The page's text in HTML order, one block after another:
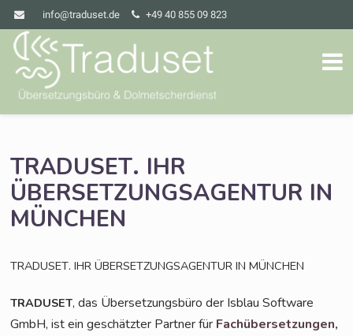
info@traduset.de +49 40 855 09 823
TRADUSET. IHR
ÜBERSETZUNGSAGENTUR IN
MÜNCHEN
TRADUSET.IHR ÜBERSETZUNGSAGENTUR IN MÜNCHEN
TRADUSET, das Über­set­zungs­bü­ro der Isblau Soft­ware
GmbH, ist ein geschätz­ter Part­ner für Fach­über­set­zun­gen,